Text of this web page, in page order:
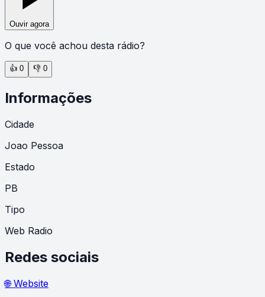
Ouvir agora
O que você achou desta rádio?
👍 0 👎 0
Informações
Cidade
Joao Pessoa
Estado
PB
Tipo
Web Radio
Redes sociais
🌐 Website